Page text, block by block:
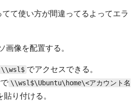
て使い方が間違ってるよってエラ
画像を配置する。
\\wsl$ でアクセスできる。
\\wsl$\Ubuntu\home\<アカウント名
り付ける。